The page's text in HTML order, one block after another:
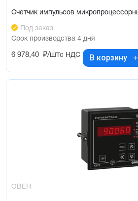
Счетчик импульсов
Под заказ
Срок производства 4 дня
6 978,40 ₽/штс НДС В корзину
ОВЕН